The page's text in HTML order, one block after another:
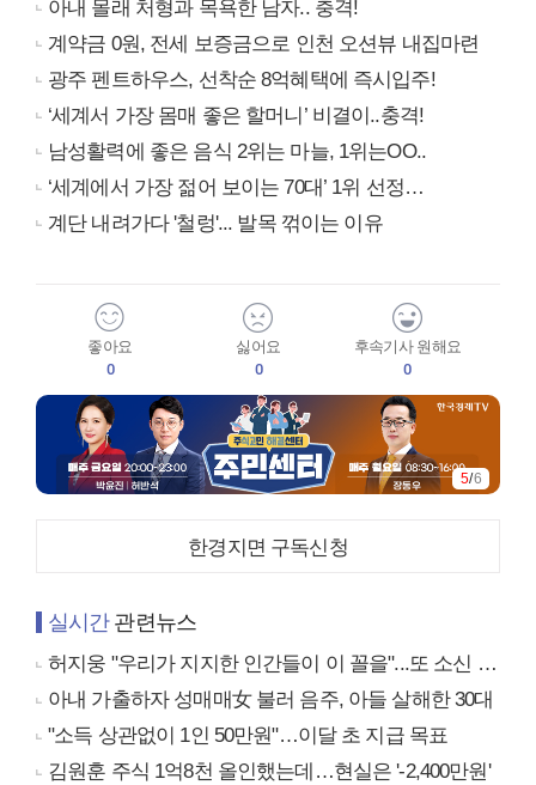
아내 몰래 처형과 목욕한 남자.. 충격!
계약금 0원, 전세 보증금으로 인천 오션뷰 내집마련
광주 펜트하우스, 선착순 8억혜택에 즉시입주!
‘세계서 가장 몸매 좋은 할머니’ 비결이..충격!
남성활력에 좋은 음식 2위는 마늘, 1위는OO..
‘세계에서 가장 젊어 보이는 70대’ 1위 선정…
계단 내려가다 '철렁'... 발목 꺾이는 이유
좋아요
0
싫어요
0
후속기사 원해요
0
5/6
한경지면 구독신청
실시간관련뉴스
허지웅 "우리가 지지한 인간들이 이 꼴을"...또 소신 발언
아내 가출하자 성매매女 불러 음주, 아들 살해한 30대
"소득 상관없이 1인 50만원"…이달 초 지급 목표
김원훈 주식 1억8천 올인했는데…현실은 '-2,400만원'